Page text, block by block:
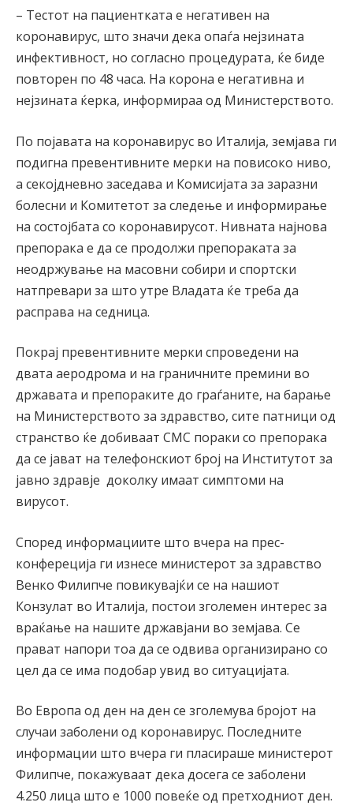
– Тестот на пациентката е негативен на
коронавирус, што значи дека опаѓа нејзината
инфективност, но согласно процедурата, ќе биде
повторен по 48 часа. На корона е негативна и
нејзината ќерка, информираа од Министерството.
По појавата на коронавирус во Италија, земјава ги
подигна превентивните мерки на повисоко ниво,
а секојдневно заседава и Комисијата за заразни
болесни и Комитетот за следење и информирање
на состојбата со коронавирусот. Нивната најнова
препорака е да се продолжи препораката за
неодржување на масовни собири и спортски
натпревари за што утре Владата ќе треба да
расправа на седница.
Покрај превентивните мерки спроведени на
двата аеродрома и на граничните премини во
државата и препораките до граѓаните, на барање
на Министерството за здравство, сите патници од
странство ќе добиваат СМС пораки со препорака
да се јават на телефонскиот број на Институтот за
јавно здравје доколку имаат симптоми на
вирусот.
Според информациите што вчера на прес-
конфереција ги изнесе министерот за здравство
Венко Филипче повикувајќи се на нашиот
Конзулат во Италија, постои зголемен интерес за
враќање на нашите државјани во земјава. Се
прават напори тоа да се одвива организирано со
цел да се има подобар увид во ситуацијата.
Во Европа од ден на ден се зголемува бројот на
случаи заболени од коронавирус. Последните
информации што вчера ги пласираше министерот
Филипче, покажуваат дека досега се заболени
4.250 лица што е 1000 повеќе од претходниот ден.